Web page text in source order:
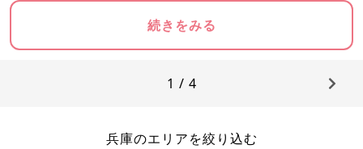
続きをみる
1 / 4
兵庫のエリアを絞り込む